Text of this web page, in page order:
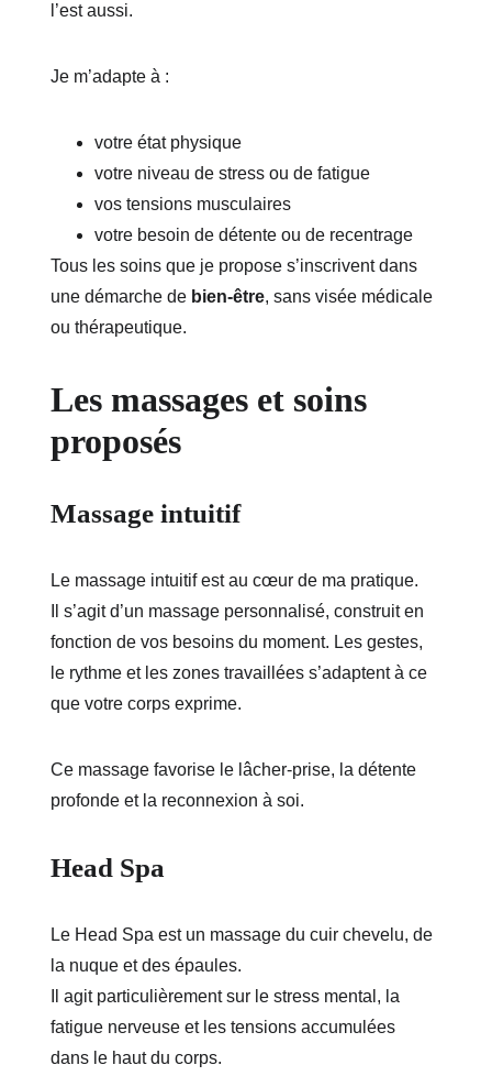
l’est aussi.
Je m’adapte à :
votre état physique
votre niveau de stress ou de fatigue
vos tensions musculaires
votre besoin de détente ou de recentrage
Tous les soins que je propose s’inscrivent dans
une démarche de bien-être, sans visée médicale
ou thérapeutique.
Les massages et soins
proposés
Massage intuitif
Le massage intuitif est au cœur de ma pratique.
Il s’agit d’un massage personnalisé, construit en
fonction de vos besoins du moment. Les gestes,
le rythme et les zones travaillées s’adaptent à ce
que votre corps exprime.
Ce massage favorise le lâcher-prise, la détente
profonde et la reconnexion à soi.
Head Spa
Le Head Spa est un massage du cuir chevelu, de
la nuque et des épaules.
Il agit particulièrement sur le stress mental, la
fatigue nerveuse et les tensions accumulées
dans le haut du corps.